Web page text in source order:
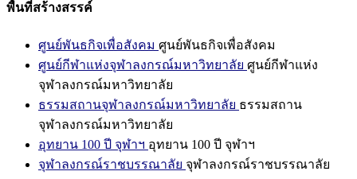
พื้นที่สร้างสรรค์
ศูนย์พันธกิจเพื่อสังคม ศูนย์พันธกิจเพื่อสังคม
ศูนย์กีฬาแห่งจุฬาลงกรณ์มหาวิทยาลัย ศูนย์กีฬาแห่ง
จุฬาลงกรณ์มหาวิทยาลัย
ธรรมสถานจุฬาลงกรณ์มหาวิทยาลัย ธรรมสถาน
จุฬาลงกรณ์มหาวิทยาลัย
อุทยาน 100 ปี จุฬาฯ อุทยาน 100 ปี จุฬาฯ
จุฬาลงกรณ์ราชบรรณาลัย จุฬาลงกรณ์ราชบรรณาลัย